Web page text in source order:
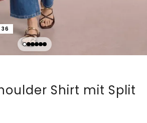
Shirt mit Split